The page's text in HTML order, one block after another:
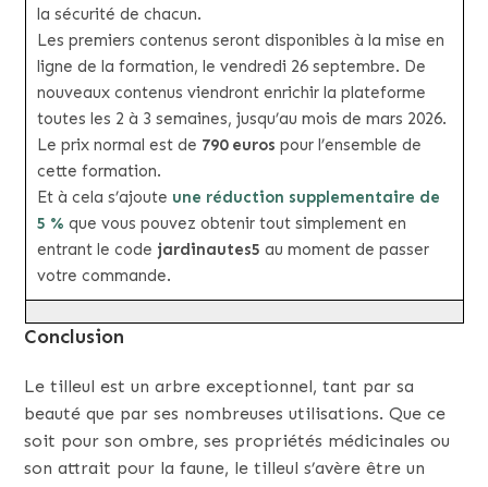
la sécurité de chacun.
Les premiers contenus seront disponibles à la mise en
ligne de la formation, le vendredi 26 septembre. De
nouveaux contenus viendront enrichir la plateforme
toutes les 2 à 3 semaines, jusqu’au mois de mars 2026.
Le prix normal est de 790 euros pour l’ensemble de
cette formation.
Et à cela s’ajoute une réduction supplementaire de
5 % que vous pouvez obtenir tout simplement en
entrant le code jardinautes5 au moment de passer
votre commande.
Conclusion
Le tilleul est un arbre exceptionnel, tant par sa
beauté que par ses nombreuses utilisations. Que ce
soit pour son ombre, ses propriétés médicinales ou
son attrait pour la faune, le tilleul s’avère être un